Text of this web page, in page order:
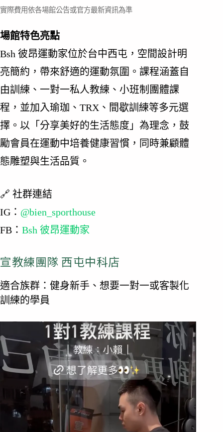
實際費用依各場館公告或官方最新資訊為準
場館特色亮點
Bsh 彼昂運動家位於台中西屯，空間設計明
亮簡約，帶來舒適的運動氛圍。課程涵蓋自
由訓練、一對一私人教練、小班制團體課
程，並加入瑜珈、TRX、間歇訓練等多元選
擇。以「分享美好的生活態度」為理念，鼓
勵會員在運動中培養健康習慣，同時兼顧體
態雕塑與生活品質。
🔗 社群連結
IG： @bien_sporthouse
FB： Bsh 彼昂運動家
宣教練團隊 西屯中科店
適合族群：健身新手、想要一對一或客製化
訓練的學員